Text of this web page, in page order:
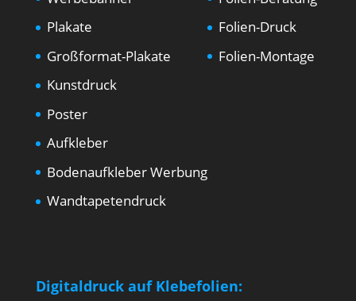
Plakate
Großformat-Plakate
Kunstdruck
Poster
Aufkleber
Bodenaufkleber Werbung
Wandtapetendruck
Folien-Druck
Folien-Montage
Digitaldruck auf Klebefolien: